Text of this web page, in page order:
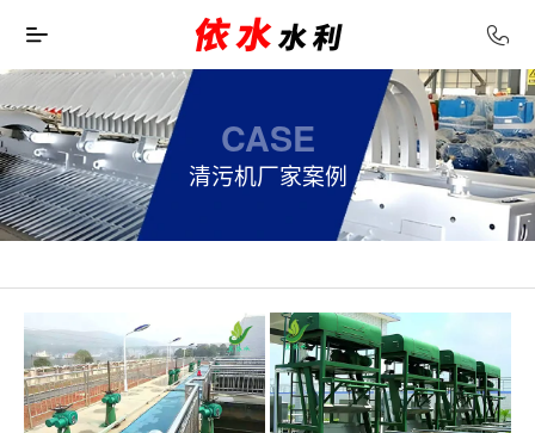
CASE
清污机厂家案例